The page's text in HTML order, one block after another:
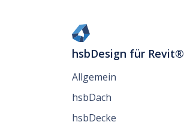
hsbDesign für Revit®
Allgemein
hsbDach
hsbDecke